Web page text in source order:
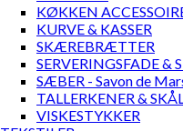
KØKKEN
KURVE & KASSER
SKÆREBRÆTTER
SERVERINGSFADE &
SÆBER - Savon de
TALLERKENER &
VISKESTYKKER